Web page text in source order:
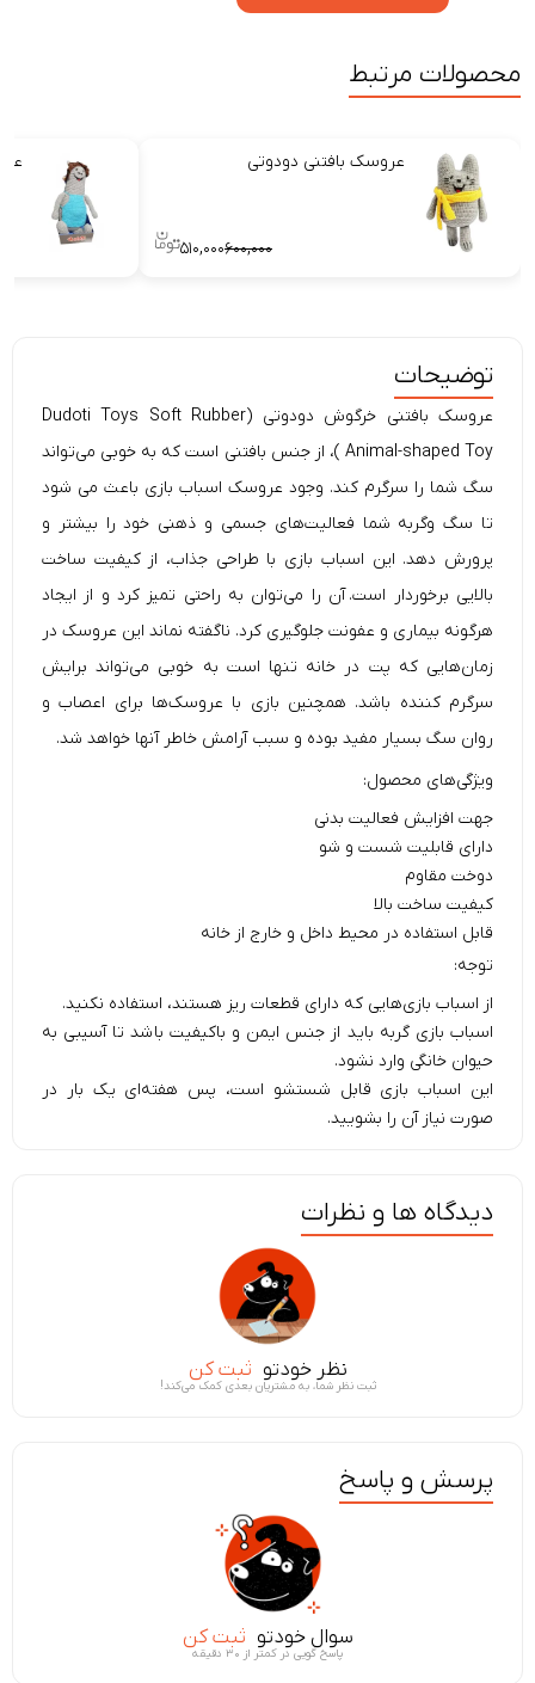
محصولات مرتبط
عروسک بافتنی دودوتی
۶۰۰,۰۰۰۵۱۰,۰۰۰
توضیحات
عروسک بافتنی خرگوش دودوتی (Dudoti Toys Soft Rubber
Animal-shaped Toy )، از جنس بافتنی است که به خوبی می‌تواند
سگ شما را سرگرم کند. وجود عروسک اسباب بازی باعث می شود
تا سگ وگربه شما فعالیت‌های جسمی و ذهنی خود را بیشتر و
پرورش دهد. این اسباب بازی با طراحی جذاب، از کیفیت ساخت
بالایی برخوردار است. آن را می‌توان به راحتی تمیز کرد و از ایجاد
هرگونه بیماری و عفونت جلوگیری کرد. ناگفته نماند این عروسک در
زمان‌هایی که پت در خانه تنها است به خوبی می‌تواند برایش
سرگرم کننده باشد. همچنین بازی با عروسک‌ها برای اعصاب و
روان سگ بسیار مفید بوده و سبب آرامش خاطر آنها خواهد شد.
ویژگی‌های محصول:
جهت افزایش فعالیت بدنی
دارای قابلیت شست و شو
دوخت مقاوم
کیفیت ساخت بالا
قابل استفاده در محیط داخل و خارج از خانه
توجه:
از اسباب بازی‌هایی که دارای قطعات ریز هستند، استفاده نکنید.
اسباب بازی گربه باید از جنس ایمن و باکیفیت باشد تا آسیبی به
حیوان خانگی وارد نشود.
این اسباب بازی قابل شستشو است، پس هفته‌ای یک بار در
صورت نیاز آن را بشویید.
دیدگاه ها و نظرات
نظر خودتو ثبت کن
ثبت نظر شما، به مشتریان بعدی کمک می‌کند!
پرسش و پاسخ
سوال خودتو ثبت کن
پاسخ گویی در کمتر از ۳۰ دقیقه